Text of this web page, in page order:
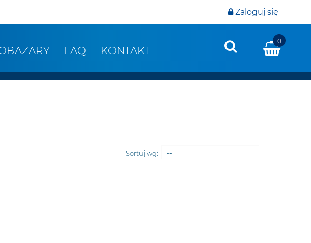
Zaloguj się
0
FAQ KONTAKT
Sortuj wg: --